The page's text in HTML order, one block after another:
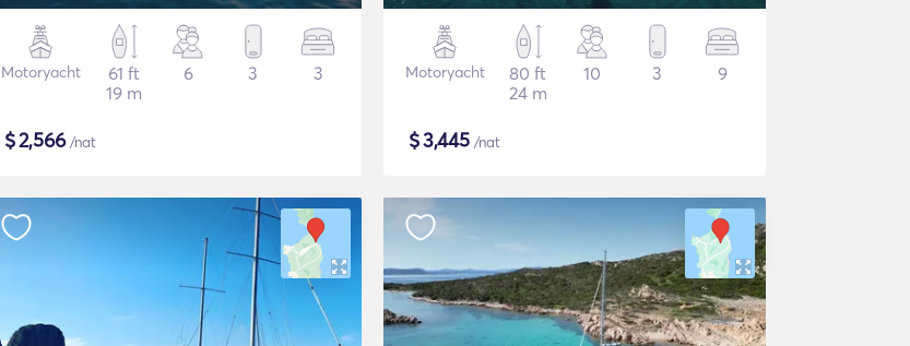
Motoryacht
61 ft
19 m
6 3 3
$2,566/nat
Motoryacht
80 ft
24 m
10 3 9
$3,445 /nat